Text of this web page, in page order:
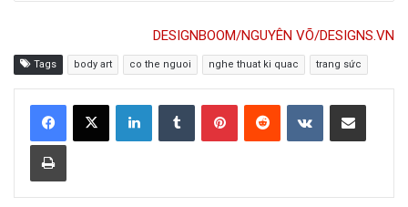
DESIGNBOOM/NGUYÊN VÕ/DESIGNS.VN
Tags body art co the nguoi nghe thuat ki quac trang sức